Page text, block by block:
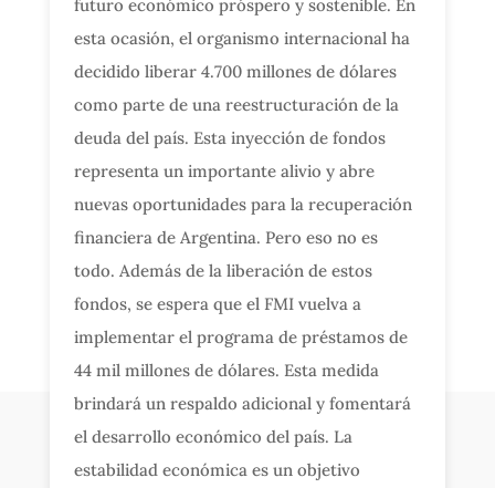
futuro económico próspero y sostenible. En
esta ocasión, el organismo internacional ha
decidido liberar 4.700 millones de dólares
como parte de una reestructuración de la
deuda del país. Esta inyección de fondos
representa un importante alivio y abre
nuevas oportunidades para la recuperación
financiera de Argentina. Pero eso no es
todo. Además de la liberación de estos
fondos, se espera que el FMI vuelva a
implementar el programa de préstamos de
44 mil millones de dólares. Esta medida
brindará un respaldo adicional y fomentará
el desarrollo económico del país. La
estabilidad económica es un objetivo